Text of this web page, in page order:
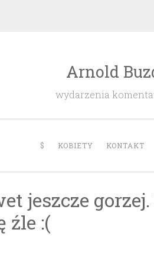
Arnold
wydarzenia
$ KOBIETY KONTAKT
jeszcze
źle :(